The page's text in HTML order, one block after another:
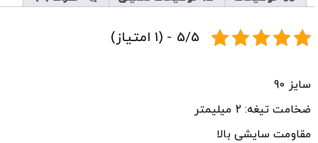
5/5 - (1 امتیاز)
سایز 90
ضخامت تیغه: 2 میلیمتر
مقاومت سایشی بالا